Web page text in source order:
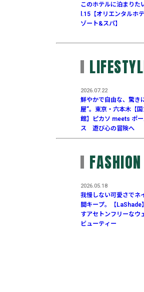
このホテルに泊まりた
l.15【オリエンタルホ
ゾート&スパ】
鮮やかで自由な、驚き
屋”。東京・六本木【
館】ピカソ meets ポー
ス 遊び心の冒険へ
2026.07.22
我慢しない可愛さでネ
間キープ。【LaShade
すアセトンフリーなウ
ビューティー
2026.05.18